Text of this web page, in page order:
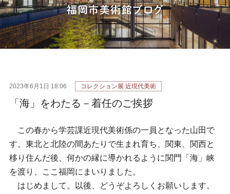
2023年6月1日 18:06 コレクション展 近現代美術
「海」をわたる－着任のご挨拶
この春から学芸課近現代美術係の一員となった山田で
す。東北と北陸の間あたりで生まれ育ち、関東、関西と
移り住んだ後、何かの縁に導かれるように関門「海」峡
を渡り、ここ福岡にまいりました。
はじめまして。以後、どうぞよろしくお願いします。